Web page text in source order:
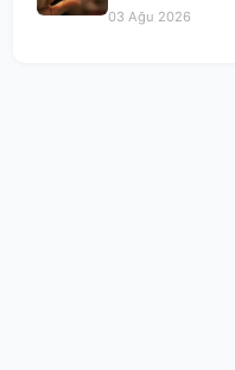
03 Ağu 2026